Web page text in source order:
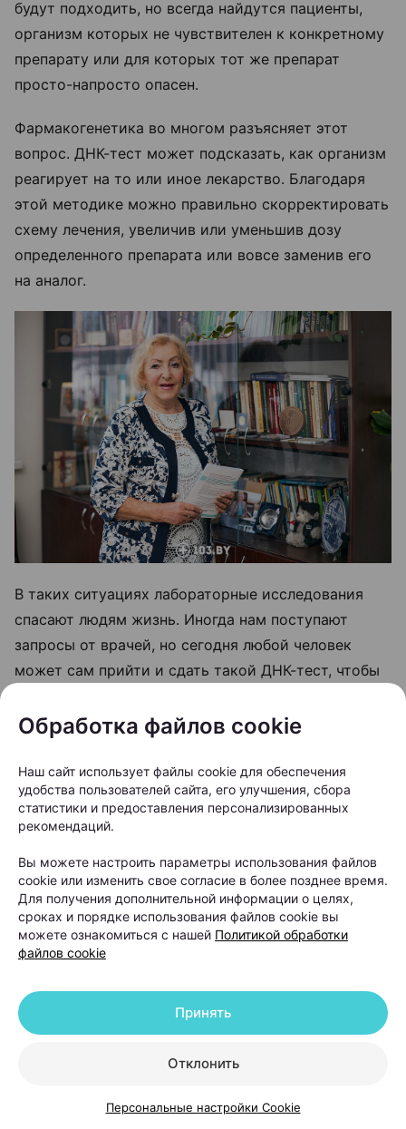
будут подходить, но всегда найдутся пациенты,
организм которых не чувствителен к конкретному
препарату или для которых тот же препарат
просто-напросто опасен.
Фармакогенетика во многом разъясняет этот
вопрос. ДНК-тест может подсказать, как организм
реагирует на то или иное лекарство. Благодаря
этой методике можно правильно скорректировать
схему лечения, увеличив или уменьшив дозу
определенного препарата или вовсе заменив его
на аналог.
В таких ситуациях лабораторные исследования
спасают людям жизнь. Иногда нам поступают
запросы от врачей, но сегодня любой человек
может сам прийти и сдать такой ДНК-тест, чтобы
например, при:
сердечно-сосудистых заболеваниях;
эндокринных заболеваниях;
диабете
и так далее.
проблемы, не спешите расстраиваться. Генетика —
довольно молодая наука, но ее возможности
исключать опасные гены, заменять их на более
Обработка файлов cookie
Наш сайт использует файлы cookie для обеспечения
удобства пользователей сайта, его улучшения, сбора
статистики и предоставления персонализированных
рекомендаций.
Вы можете настроить параметры использования файлов
cookie или изменить свое согласие в более позднее время.
Для получения дополнительной информации о целях,
сроках и порядке использования файлов cookie вы
можете ознакомиться с нашей Политикой обработки
файлов cookie
Отклонить
Принять
Персональные настройки Cookie